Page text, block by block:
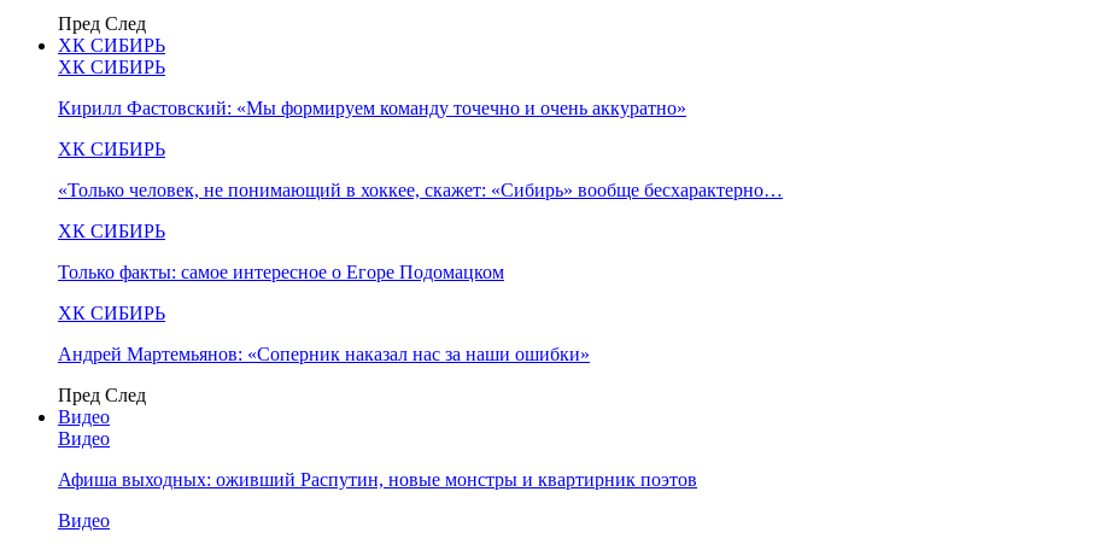
Пред След
ХК СИБИРЬ
ХК СИБИРЬ
Кирилл Фастовский: «Мы формируем команду точечно и очень аккуратно»
ХК СИБИРЬ
«Только человек, не понимающий в хоккее, скажет: «Сибирь» вообще бесхарактерно…
ХК СИБИРЬ
Только факты: самое интересное о Егоре Подомацком
ХК СИБИРЬ
Андрей Мартемьянов: «Соперник наказал нас за наши ошибки»
Пред След
Видео
Видео
Афиша выходных: оживший Распутин, новые монстры и квартирник поэтов
Видео